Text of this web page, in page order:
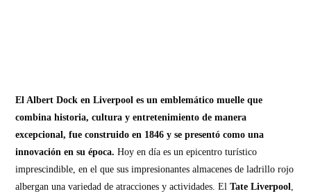
El Albert Dock en Liverpool es un emblemático muelle que
combina historia, cultura y entretenimiento de manera
excepcional, fue construido en 1846 y se presentó como una
innovación en su época. Hoy en día es un epicentro turístico
imprescindible, en el que sus impresionantes almacenes de ladrillo rojo
albergan una variedad de atracciones y actividades. El Tate Liverpool,